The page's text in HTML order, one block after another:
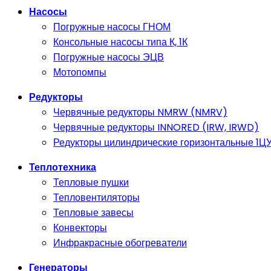
Насосы
Погружные насосы ГНОМ
Консольные насосы типа К, 1К
Погружные насосы ЭЦВ
Мотопомпы
Редукторы
Червячные редукторы NMRW (NMRV)
Червячные редукторы INNORED (IRW, IRWD)
Редукторы цилиндрические горизонтальные
Теплотехника
Тепловые пушки
Тепловентиляторы
Тепловые завесы
Конвекторы
Инфракрасные обогреватели
Генераторы